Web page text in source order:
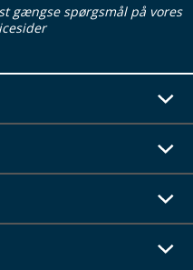
gængse spørgsmål på vores